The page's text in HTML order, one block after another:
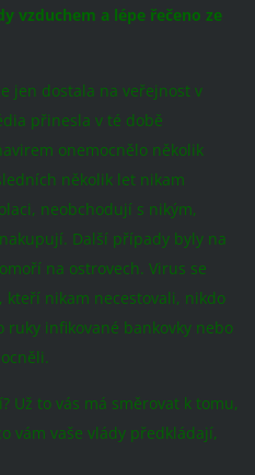
vzduchem a lépe řečeno ze
jen dostala na veřejnost v
přinesla v té době
onemocnělo několik
několik let nikam
neobchodují s nikým,
Další případy byly na
na ostrovech. Virus se
nikam necestovali, nikdo
infikované bankovky nebo
Už to vás má směrovat k tomu,
vám vaše vlády předkládají,